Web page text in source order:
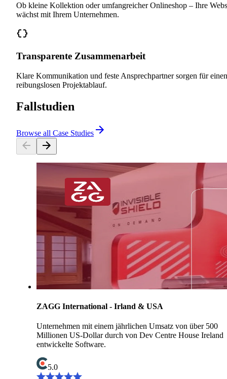
Ob kleine Kollektion oder umfangreicher Onlineshop – Ihre
wächst mit Ihrem Unternehmen.
Transparente Zusammenarbeit
Klare Kommunikation und feste Ansprechpartner sorgen für einen
reibungslosen Projektablauf.
Fallstudien
Browse all Case Studies
ZAGG International - Irland & USA
Unternehmen mit einem jährlichen Umsatz von über 500
Millionen US-Dollar durch von Dev Centre House Ireland
entwickelte Software.
5.0